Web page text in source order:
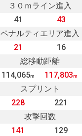
３０ｍライン進入
41 43
ペナルティエリア進入
21 16
総移動距離
114,065m 117,803m
スプリント
228 221
攻撃回数
141 129